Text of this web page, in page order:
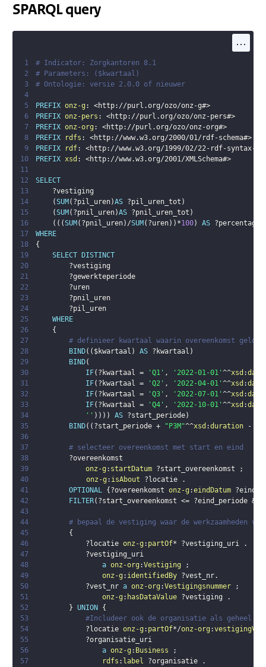
SPARQL query
...
1
# Indicator: Zorgkantoren 8.1
2
# Parameters: ($kwartaal)
3
# Ontologie: versie 2.0.0 of nieuwer
4
5
PREFIX onz-g : <http://purl.org/ozo/onz-g#>
6
PREFIX onz-pers : <http://purl.org/ozo/onz-pers#>
7
PREFIX onz-org : <http://purl.org/ozo/onz-org#>
8
PREFIX rdfs : <http://www.w3.org/2000/01/rdf-schema#>
9
PREFIX rdf: <http://www.w3.org/1999/02/22-rdf-syntax-
10
PREFIX xsd : <http://www.w3.org/2001/XMLSchema#>
11
12
SELECT
13
?vestiging
14
(SUM ( ?pil_uren)AS ?pil_uren_tot )
15
(SUM ( ?pnil_uren)AS ?pnil_uren_tot )
16
( ( (SUM ( ?pnil_uren) /SUM ( ?uren) ) *100) AS
17
WHERE
18
{
19
SELECT
DISTINCT
20
?vestiging
21
?gewerkteperiode
22
?uren
23
?pnil_uren
24
?pil_uren
25
WHERE
26
{
27
# definieer kwartaal waarin overeenkomst
28
BIND( ( $kwartaal ) AS ?kwartaal )
29
BIND(
30
IF( ?kwartaal = 'Q1' , '2022-01-01'^^xsd :date
31
IF( ?kwartaal = 'Q2' , '2022-04-01'^^xsd :date
32
IF( ?kwartaal = 'Q3' , '2022-07-01'^^xsd :date
33
IF( ?kwartaal = 'Q4' , '2022-10-01'^^xsd :date
34
'' ) ) ) ) AS ?start_periode)
35
BIND( ( ?start_periode + "P3M"^^xsd :duration -
36
37
# selecteer overeenkomst met start en eind
38
?overeenkomst
39
onz-g : startDatum ?start_overeenkomst
;
40
onz-g : isAbout ?locatie
.
41
OPTIONAL { ?overeenkomst onz-g :eindDatum
42
FILTER( ?start_overeenkomst <= ?eind_periode &&
43
44
# bepaal de vestiging waar de werkzaamheden
45
{
46
?locatie onz-g : partOf* ?vestiging_uri
.
47
?vestiging_uri
48
a onz-org :Vestiging
;
49
onz-g : identifiedBy ?vest_nr.
50
?vest_nr a onz-org :Vestigingsnummer
;
51
onz-g : hasDataValue ?vestiging
.
52
} UNION
{
53
#Includeer ook de organisatie als geheel
54
?locatie onz-g : partOf*/onz-org :vestigingVan
55
?organisatie_uri
56
a onz-g : Business
;
57
rdfs : label ?organisatie
.